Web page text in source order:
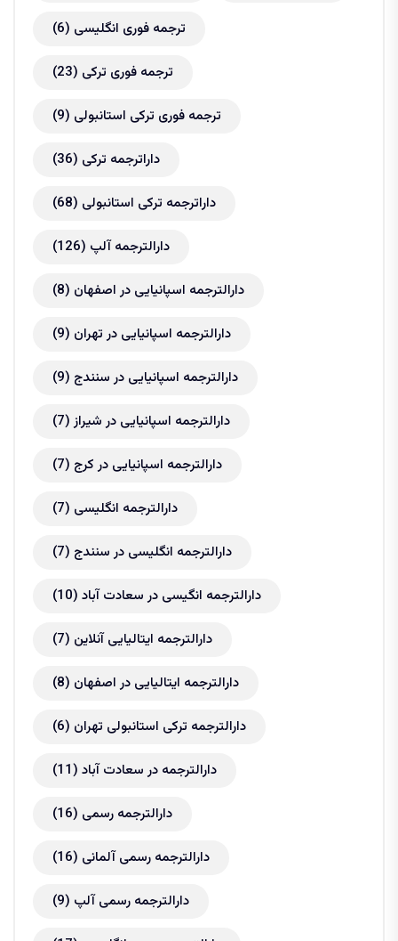
ترجمه فوری انگلیسی (6)
ترجمه فوری ترکی (23)
ترجمه فوری ترکی استانبولی (9)
داراترجمه ترکی (36)
داراترجمه ترکی استانبولی (68)
دارالترجمه آلپ (126)
دارالترجمه اسپانیایی در اصفهان (8)
دارالترجمه اسپانیایی در تهران (9)
دارالترجمه اسپانیایی در سنندج (9)
دارالترجمه اسپانیایی در شیراز(7)
دارالترجمه اسپانیایی در کرج (7)
دارالترجمه انگلیسی (7)
دارالترجمه انگلیسی در سنندج (7)
دارالترجمه انگیسی در سعادت آباد (10)
دارالترجمه ایتالیایی آنلاین (7)
دارالترجمه ایتالیایی در اصفهان (8)
دارالترجمه ترکی استانبولی تهران (6)
دارالترجمه در سعادت آباد (11)
دارالترجمه رسمی (16)
دارالترجمه رسمی آلمانی (16)
دارالترجمه رسمی آلپ (9)